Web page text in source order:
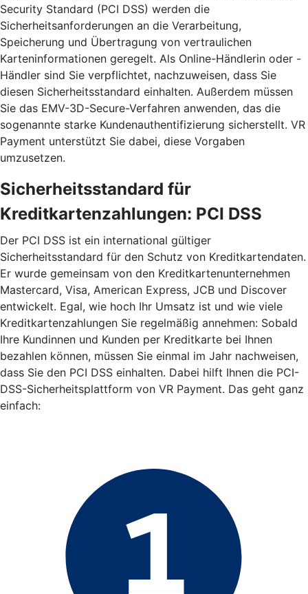
Security Standard (PCI DSS) werden die
Sicherheitsanforderungen an die Verarbeitung,
Speicherung und Übertragung von vertraulichen
Karteninformationen geregelt. Als Online-Händlerin oder -
Händler sind Sie verpflichtet, nachzuweisen, dass Sie
diesen Sicherheitsstandard einhalten. Außerdem müssen
Sie das EMV-3D-Secure-Verfahren anwenden, das die
sogenannte starke Kundenauthentifizierung sicherstellt. VR
Payment unterstützt Sie dabei, diese Vorgaben
umzusetzen.
Sicherheitsstandard für
Kreditkartenzahlungen: PCI DSS
Der PCI DSS ist ein international gültiger
Sicherheitsstandard für den Schutz von Kreditkartendaten.
Er wurde gemeinsam von den Kreditkartenunternehmen
Mastercard, Visa, American Express, JCB und Discover
entwickelt. Egal, wie hoch Ihr Umsatz ist und wie viele
Kreditkartenzahlungen Sie regelmäßig annehmen: Sobald
Ihre Kundinnen und Kunden per Kreditkarte bei Ihnen
bezahlen können, müssen Sie einmal im Jahr nachweisen,
dass Sie den PCI DSS einhalten. Dabei hilft Ihnen die PCI-
DSS-Sicherheitsplattform von VR Payment. Das geht ganz
einfach: